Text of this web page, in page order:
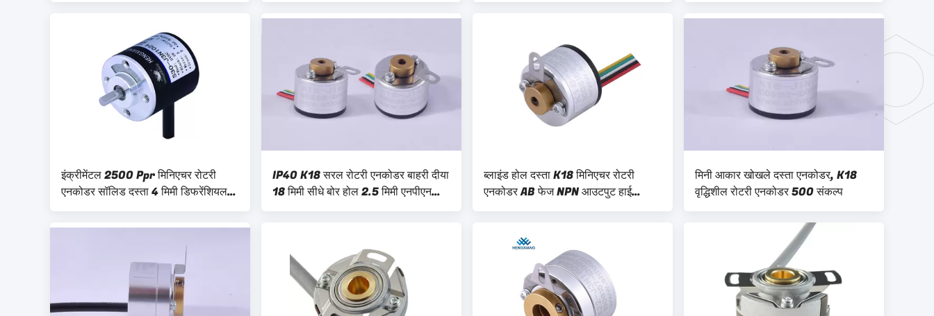
इंक्रीमेंटल 2500 Ppr मिनिएचर रोटरी
एनकोडर सॉलिड दस्ता 4 मिमी डिफरेंशियल
आउटपुट DC5 - 30V S30
IP40 K18 सरल रोटरी एनकोडर बाहरी दीया
18 मिमी सीधे बोर होल 2.5 मिमी एनपीएन
सिग्नल
ब्लाइंड होल दस्ता K18 मिनिएचर रोटरी
एनकोडर AB फेज NPN आउटपुट हाई
एक्यूरेसी
मिनी आकार खोखले दस्ता एनकोडर, K18
वृद्धिशील रोटरी एनकोडर 500 संकल्प